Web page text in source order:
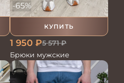
КУПИТЬ
-65%
1 950 ₽5 571₽
Брюки мужские